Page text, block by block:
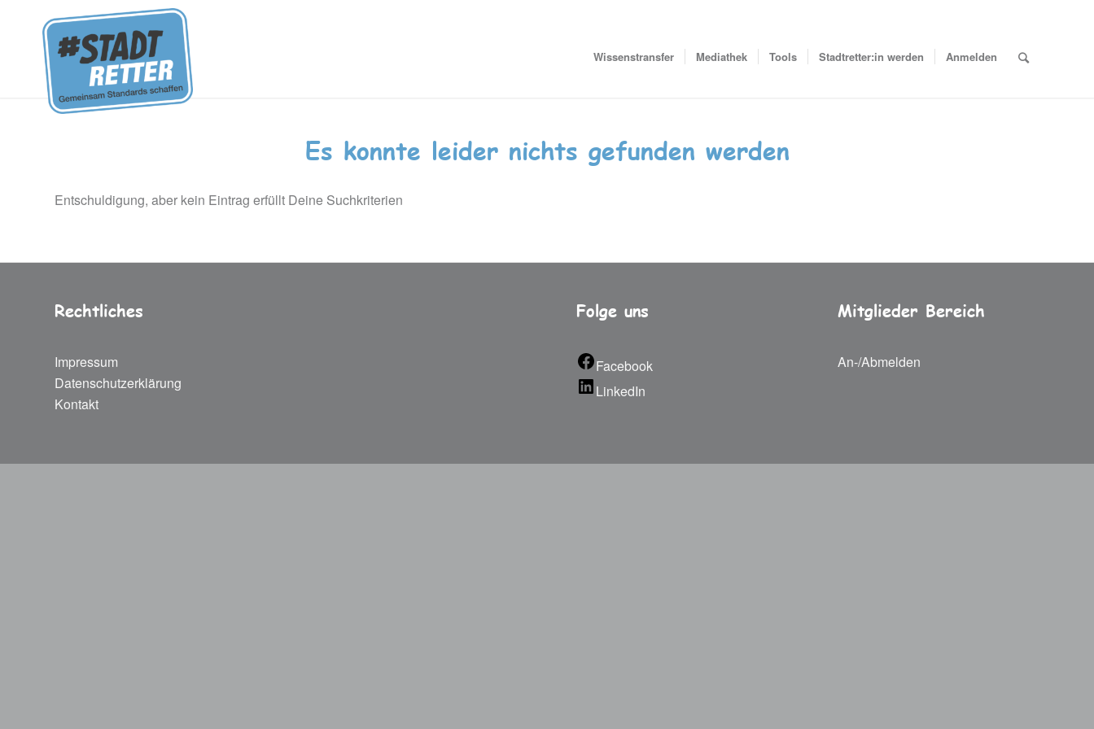
Wissenstransfer Mediathek Tools Stadtretter:in werden Anmelden
Es konnte leider nichts gefunden werden
Entschuldigung, aber kein Eintrag erfüllt Deine Suchkriterien
Rechtliches
Impressum
Datenschutzerklärung
Kontakt
Folge uns
Facebook
LinkedIn
Mitglieder Bereich
An-/Abmelden